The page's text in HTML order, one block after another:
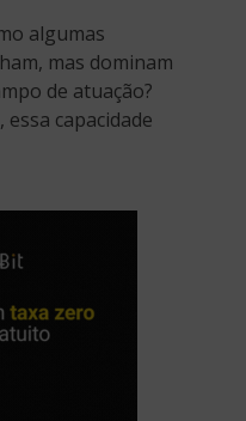
algumas
mas dominam
de atuação?
capacidade